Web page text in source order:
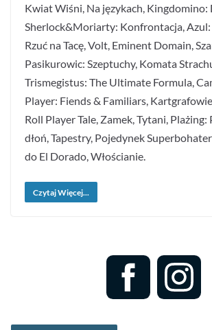
Kwiat Wiśni, Na językach, Kingdomino:
Sherlock&Moriarty: Konfrontacja,
Rzuć na Tacę, Volt, Eminent Domain,
Pasikurowic: Szeptuchy, Komata
Trismegistus: The Ultimate Formula,
Player: Fiends & Familiars,
Roll Player Tale, Zamek, Tytani,
dłoń, Tapestry, Pojedynek
do El Dorado, Włościanie.
Czytaj Więcej...